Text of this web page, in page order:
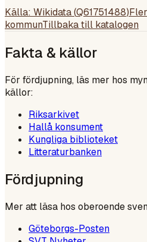
Källa: Wikidata (Q61751488)
kommunTillbaka till katalogen
Fakta & källor
För fördjupning, läs mer hos
källor:
Riksarkivet
Hallå konsument
Kungliga biblioteket
Litteraturbanken
Fördjupning
Mer att läsa hos oberoende
Göteborgs-Posten